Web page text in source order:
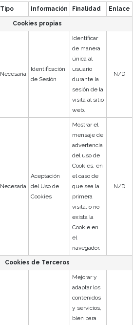
Tipo Información Finalidad Enlace
Cookies propias
Necesaria
Identificación
de Sesión
Identificar
de manera
única al
usuario
durante la
sesión de la
visita al sitio
web.
N/D
Necesaria
Aceptación
del Uso de
Cookies
Mostrar el
mensaje de
advertencia
del uso de
Cookies, en
el caso de
que sea la
primera
visita, o no
exista la
Cookie en
el
navegador.
N/D
Cookies de Terceros
Mejorar y
adaptar los
contenidos
y servicios,
bien para